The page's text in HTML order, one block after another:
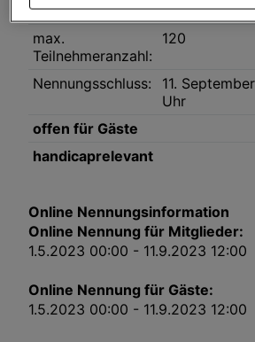
Rundenanzahl:
1
max.
Teilnehmeranzahl:
120
Nennungsschluss:
11.
Uhr
offen für Gäste
handicaprelevant
Online Nennungsinformation
Online Nennung für Mitglieder:
1.5.2023 00:00 - 11.9.2023 12:00
Online Nennung für Gäste:
1.5.2023 00:00 - 11.9.2023 12:00
Überwachungszwecken unterliegen und dagegen
Rechtsbehelfe zur Verfügung stehen.
Mit Klick auf „Zustimmen & fortfahren“ willigen
In den Einstellungen können Sie jederzeit Ihre
Widerspruch gegen die Verarbeitung auf der
jeder Seite unten im Footer befinden.
Link zur Datenschutzrichtlinie
Wir und unsere Partner verarbeiten
Folgendes bereitzustellen:
Endgerät. Personalisierte Werbung und Inhalte,
und der Performance von Inhalten,
und Verbesserung von Angeboten.